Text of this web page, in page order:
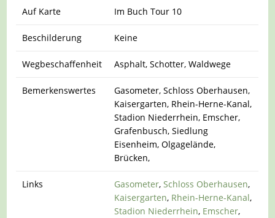
Auf Karte Im Buch Tour 10
Beschilderung Keine
Wegbeschaffenheit Asphalt, Schotter, Waldwege
Bemerkenswertes
Gasometer, Schloss Oberhausen,
Kaisergarten, Rhein-Herne-Kanal,
Stadion Niederrhein, Emscher,
Grafenbusch, Siedlung
Eisenheim, Olgagelände,
Brücken,
Links Gasometer,Schloss Oberhausen,
Kaisergarten, Rhein-Herne-Kanal,
Stadion Niederrhein, Emscher,